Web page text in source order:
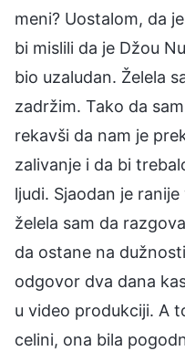
meni? Uostalom, da
bi mislili da je Džou
bio uzaludan. Želela
zadržim. Tako da
rekavši da nam je
zalivanje i da bi
ljudi. Sjaodan je
želela sam da
da ostane na
odgovor dva dana
u video produkciji. A
celini, ona bila